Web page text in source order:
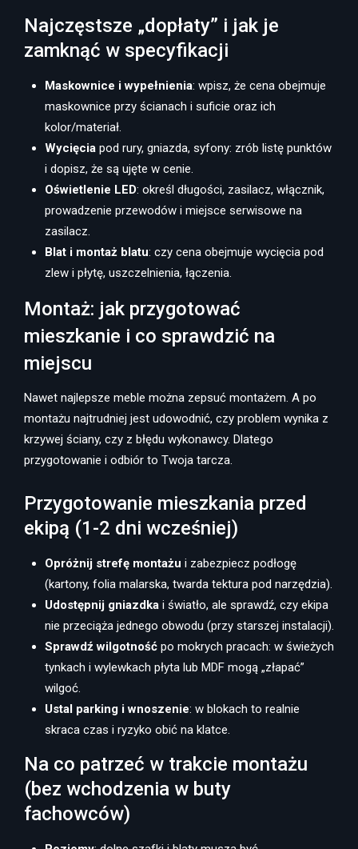
Najczęstsze „dopłaty” i jak je
zamknąć w specyfikacji
Maskownice i wypełnienia: wpisz, że cena obejmuje
maskownice przy ścianach i suficie oraz ich
kolor/materiał.
Wycięcia pod rury, gniazda, syfony: zrób listę punktów
i dopisz, że są ujęte w cenie.
Oświetlenie LED: określ długości, zasilacz, włącznik,
prowadzenie przewodów i miejsce serwisowe na
zasilacz.
Blat i montaż blatu: czy cena obejmuje wycięcia pod
zlew i płytę, uszczelnienia, łączenia.
Montaż: jak przygotować
mieszkanie i co sprawdzić na
miejscu
Nawet najlepsze meble można zepsuć montażem. A po
montażu najtrudniej jest udowodnić, czy problem wynika z
krzywej ściany, czy z błędu wykonawcy. Dlatego
przygotowanie i odbiór to Twoja tarcza.
Przygotowanie mieszkania przed
ekipą (1-2 dni wcześniej)
Opróżnij strefę montażu i zabezpiecz podłogę
(kartony, folia malarska, twarda tektura pod narzędzia).
Udostępnij gniazdka i światło, ale sprawdź, czy ekipa
nie przeciąża jednego obwodu (przy starszej instalacji).
Sprawdź wilgotność po mokrych pracach: w świeżych
tynkach i wylewkach płyta lub MDF mogą „złapać”
wilgoć.
Ustal parking i wnoszenie: w blokach to realnie
skraca czas i ryzyko obić na klatce.
Na co patrzeć w trakcie montażu
(bez wchodzenia w buty
fachowców)